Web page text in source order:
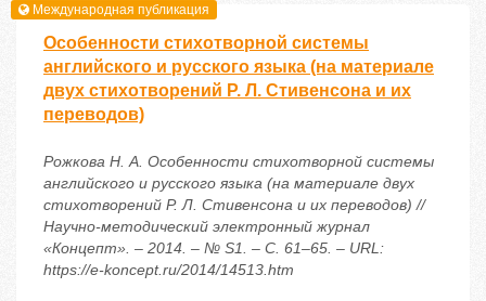
Международная публикация
Особенности стихотворной системы
английского и русского языка (на материале
двух стихотворений Р. Л. Стивенсона и их
переводов)
Рожкова Н. А. Особенности стихотворной системы
английского и русского языка (на материале двух
стихотворений Р. Л. Стивенсона и их переводов) //
Научно-методический электронный журнал
«Концепт». – 2014. – № S1. – С. 61–65. – URL:
https://e-koncept.ru/2014/14513.htm